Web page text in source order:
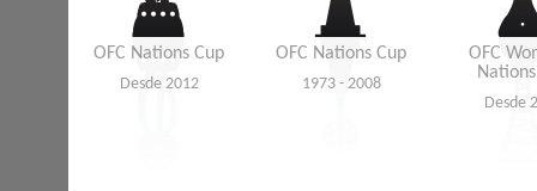
OFC Nations Cup
Desde 2012
OFC Nations Cup
1973 - 2008
OFC
Desde